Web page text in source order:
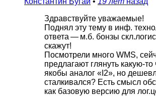
Здравствуйте уважаемые!
Поднял эту тему в инф.
ответа — м.б. бонзы
скажут!
Посмотрели много WMS,
предлагают глянуть какую-
якобы аналог «I2», но
сталкивался? Есть смысл
как базовую версию для